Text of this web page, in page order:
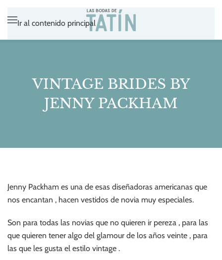
Ir al contenido principal
VINTAGE BRIDES BY
JENNY PACKHAM
Jenny Packham es una de esas diseñadoras americanas que
nos encantan , hacen vestidos de novia muy especiales.
Son para todas las novias que no quieren ir pereza , para las
que quieren tener algo del glamour de los años veinte , para
las que les gusta el estilo vintage .